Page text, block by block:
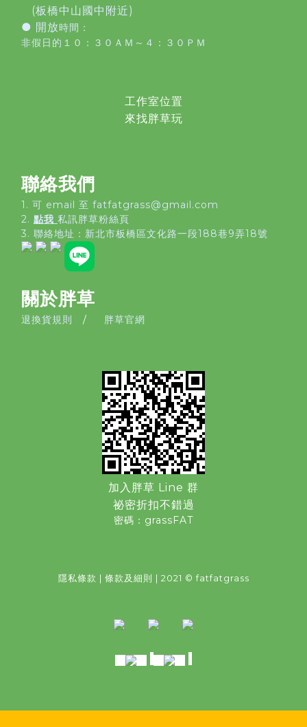
(板橋中山國中附近)
● 開放時間：
非假日的１０：３０ＡＭ～４：３０ＰＭ
工作室位置
來找胖草玩
聯絡我們
1. 可 email 至 fatfatgrass@gmail.com
2. 點我 私訊胖草粉絲頁
3. 聯絡地址： 新北市板橋區文化路一段188巷9弄18號
關於胖草
退換貨規則 / 胖草官網
加入胖草 Line 群
祕密折扣不錯過
密碼：grassFAT
隱私條款 | 條款及細則 | 2021 © fatfatgrass